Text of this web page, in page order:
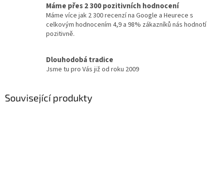
Máme přes 2 300 pozitivních hodnocení
Máme více jak 2 300 recenzí na Google a Heurece s
celkovým hodnocením 4,9 a 98% zákazníků nás hodnotí
pozitivně.
Dlouhodobá tradice
Jsme tu pro Vás již od roku 2009
Související produkty